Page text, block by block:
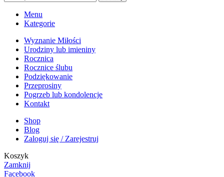
Menu
Kategorie
Wyznanie Miłości
Urodziny lub imieniny
Rocznica
Rocznice ślubu
Podziękowanie
Przeprosiny
Pogrzeb lub kondolencje
Kontakt
Shop
Blog
Zaloguj się / Zarejestruj
Koszyk
Zamknij
Facebook